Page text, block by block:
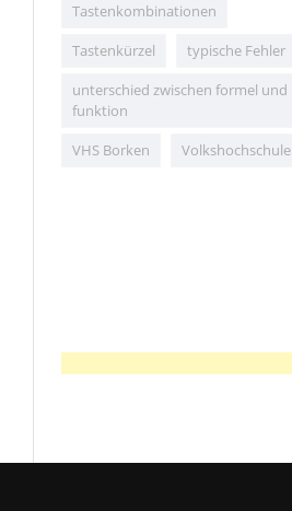
Tastenkombinationen
Tastenkürzel
typische Fehler
unterschied zwischen formel und
funktion
VHS Borken
Volkshochschule